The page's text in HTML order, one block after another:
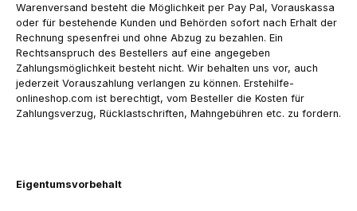
Warenversand besteht die Möglichkeit per Pay Pal, Vorauskassa
oder für bestehende Kunden und Behörden sofort nach Erhalt der
Rechnung spesenfrei und ohne Abzug zu bezahlen. Ein
Rechtsanspruch des Bestellers auf eine angegeben
Zahlungsmöglichkeit besteht nicht. Wir behalten uns vor, auch
jederzeit Vorauszahlung verlangen zu können. Erstehilfe-
onlineshop.com ist berechtigt, vom Besteller die Kosten für
Zahlungsverzug, Rücklastschriften, Mahngebühren etc. zu fordern.
Eigentumsvorbehalt